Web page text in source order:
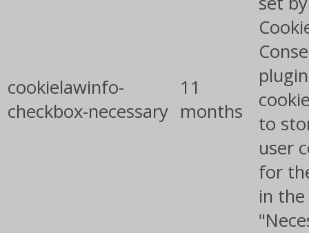
cookielawinfo-
checkbox-necessary
11
months
to
user
for
in